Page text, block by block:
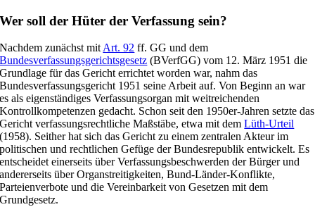
Wer soll der Hüter der Verfassung sein?
Nachdem zunächst mit Art. 92 ff. GG und dem
Bundesverfassungsgerichtsgesetz (BVerfGG) vom 12. März 1951 die
Grundlage für das Gericht errichtet worden war, nahm das
Bundesverfassungsgericht 1951 seine Arbeit auf. Von Beginn an war
es als eigenständiges Verfassungsorgan mit weitreichenden
Kontrollkompetenzen gedacht. Schon seit den 1950er-Jahren setzte das
Gericht verfassungsrechtliche Maßstäbe, etwa mit demLüth-Urteil
(1958). Seither hat sich das Gericht zu einem zentralen Akteur im
politischen und rechtlichen Gefüge der Bundesrepublik entwickelt. Es
entscheidet einerseits über Verfassungsbeschwerden der Bürger und
andererseits über Organstreitigkeiten, Bund-Länder-Konflikte,
Parteienverbote und die Vereinbarkeit von Gesetzen mit dem
Grundgesetz.